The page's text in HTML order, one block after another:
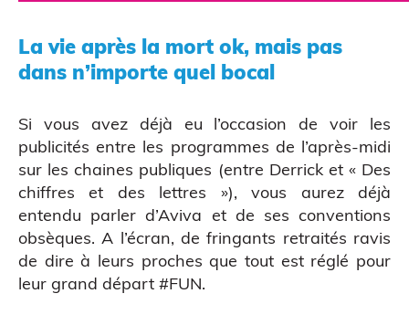
La vie après la mort ok, mais pas
dans n’importe quel bocal
Si vous avez déjà eu l’occasion de voir les
publicités entre les programmes de l’après-midi
sur les chaines publiques (entre Derrick et « Des
chiffres et des lettres »), vous aurez déjà
entendu parler d’Aviva et de ses conventions
obsèques. A l’écran, de fringants retraités ravis
de dire à leurs proches que tout est réglé pour
leur grand départ #FUN.